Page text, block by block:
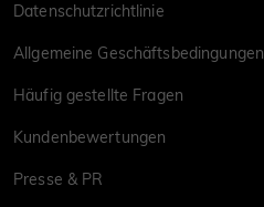
Datenschutzrichtlinie
Allgemeine Geschäftsbedingungen
Häufig gestellte Fragen
Kundenbewertungen
Presse & PR